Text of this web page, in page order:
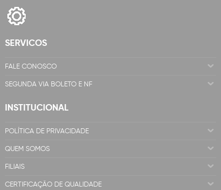
SERVICOS
FALE CONOSCO
SEGUNDA VIA BOLETO E NF
INSTITUCIONAL
POLÍTICA DE PRIVACIDADE
QUEM SOMOS
FILIAIS
CERTIFICAÇÃO DE QUALIDADE